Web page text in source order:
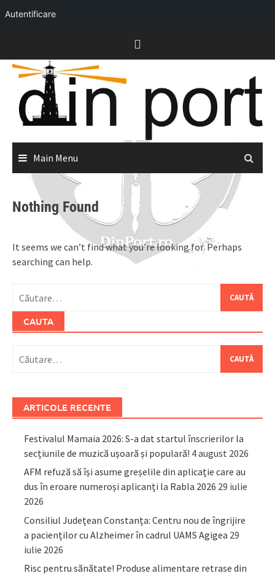
Autentificare
content
Main Menu
Nothing Found
It seems we can’t find what you’re looking for. Perhaps
searching can help.
după:
CAUTA
după:
ARTICOLE RECENTE
Festivalul Mamaia 2026: S-a dat startul înscrierilor la
secțiunile de muzică ușoară și populară! 4 august 2026
AFM refuză să își asume greșelile din aplicație care au
dus în eroare numeroși aplicanți la Rabla 2026 29 iulie
2026
Consiliul Județean Constanța: Centru nou de îngrijire
a pacienților cu Alzheimer în cadrul UAMS Agigea 29
iulie 2026
Risc pentru sănătate! Produse alimentare retrase din